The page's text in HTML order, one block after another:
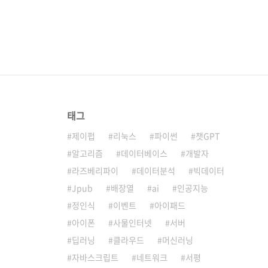
태그
제이펍 리눅스 파이썬
챗GPT
알고리즘
데이터베이스
개발자
라즈베리파이
데이터분석
빅데이터
Jpub
배장열 ai
인공지능
정인식
이벤트
아이패드
아이폰
사물인터넷
서버
딥러닝
클라우드
머신러닝
자바스크립트
네트워크 서평